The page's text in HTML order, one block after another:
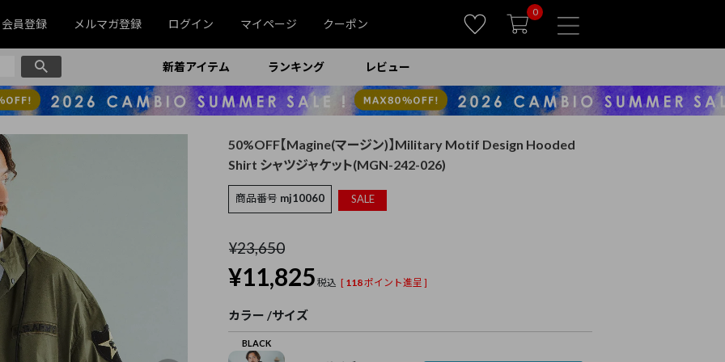
会員登録 メルマガ登録 ログイン マイページ クーポン
0
新着アイテム ランキング レビュー
50%OFF【Magine(マージン)】Military Motif Design Hooded
Shirt シャツジャケット(MGN-242-026)
商品番号 mj10060 SALE
¥23,650
¥11,825 税込 [ 118ポイント進呈 ]
カラー サイズ
BLACK